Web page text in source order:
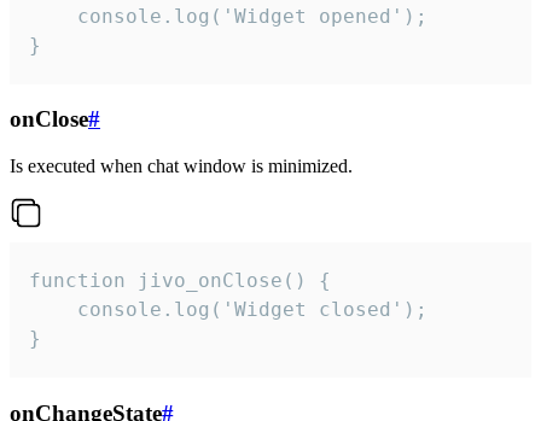
    console.log('Widget opened');
}
onClose#
Is executed when chat window is minimized.
function jivo_onClose() {
    console.log('Widget closed');
}
onChangeState#